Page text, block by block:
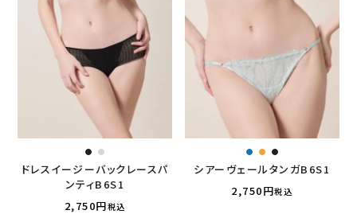
ドレスイージーバックレースパ
ンティB6S1
2,750
税込
シアーヴェールタンガB6S1
2,750
税込